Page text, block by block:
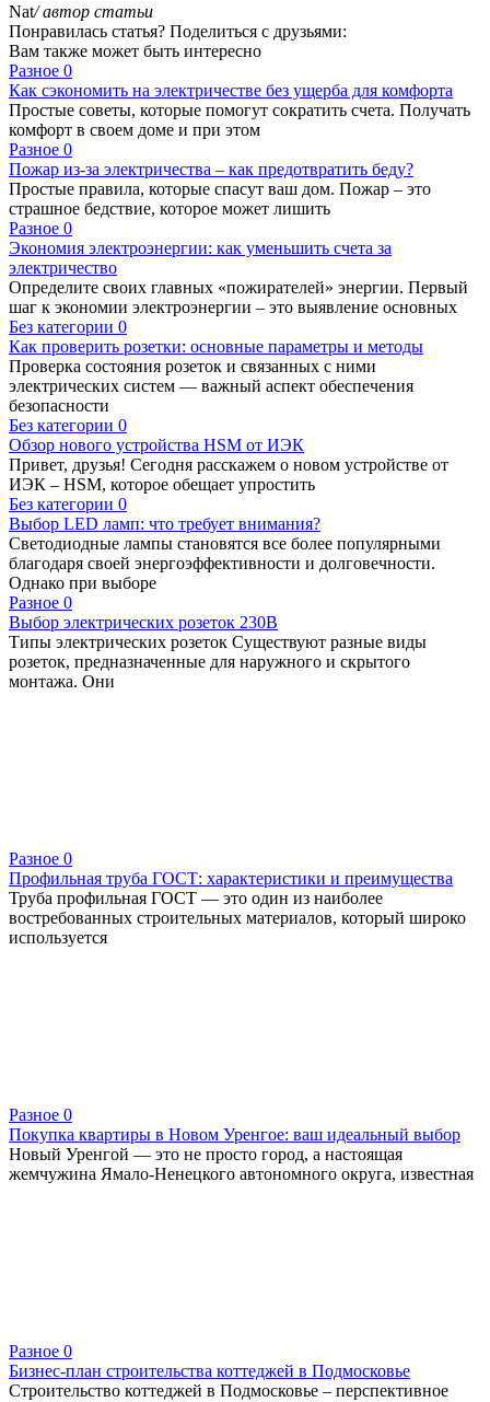
Nat/ автор статьи
Понравилась статья? Поделиться с друзьями:
Вам также может быть интересно
Разное 0
Как сэкономить на электричестве без ущерба для комфорта
Простые советы, которые помогут сократить счета. Получать
комфорт в своем доме и при этом
Разное 0
Пожар из-за электричества – как предотвратить беду?
Простые правила, которые спасут ваш дом. Пожар – это
страшное бедствие, которое может лишить
Разное 0
Экономия электроэнергии: как уменьшить счета за
электричество
Определите своих главных «пожирателей» энергии. Первый
шаг к экономии электроэнергии – это выявление основных
Без категории 0
Как проверить розетки: основные параметры и методы
Проверка состояния розеток и связанных с ними
электрических систем — важный аспект обеспечения
безопасности
Без категории 0
Обзор нового устройства HSM от ИЭК
Привет, друзья! Сегодня расскажем о новом устройстве от
ИЭК – HSM, которое обещает упростить
Без категории 0
Выбор LED ламп: что требует внимания?
Светодиодные лампы становятся все более популярными
благодаря своей энергоэффективности и долговечности.
Однако при выборе
Разное 0
Выбор электрических розеток 230В
Типы электрических розеток Существуют разные виды
розеток, предназначенные для наружного и скрытого
монтажа. Они
Разное 0
Профильная труба ГОСТ: характеристики и преимущества
Труба профильная ГОСТ — это один из наиболее
востребованных строительных материалов, который широко
используется
Разное 0
Покупка квартиры в Новом Уренгое: ваш идеальный выбор
Новый Уренгой — это не просто город, а настоящая
жемчужина Ямало-Ненецкого автономного округа, известная
Разное 0
Бизнес-план строительства коттеджей в Подмосковье
Строительство коттеджей в Подмосковье – перспективное